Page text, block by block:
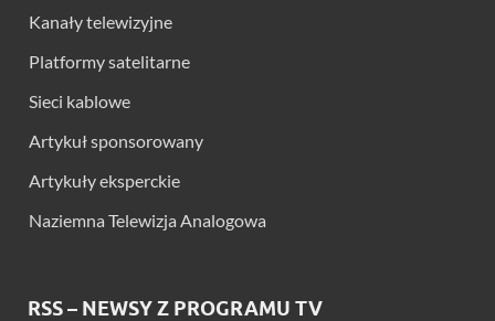
Kanały telewizyjne
Platformy satelitarne
Sieci kablowe
Artykuł sponsorowany
Artykuły eksperckie
Naziemna Telewizja Analogowa
RSS – NEWSY Z PROGRAMU TV